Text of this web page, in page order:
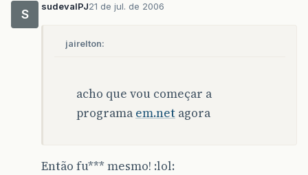
S
sudevalPJ21 de jul. de 2006
jairelton:
acho que vou começar a
programa em.net agora
Então fu*** mesmo! :lol: